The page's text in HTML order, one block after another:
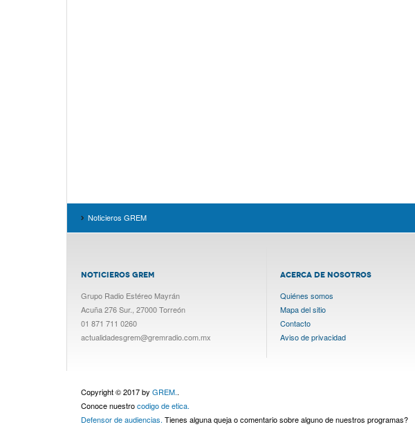
Noticieros GREM
NOTICIEROS GREM
Grupo Radio Estéreo Mayrán
Acuña 276 Sur., 27000 Torreón
01 871 711 0260
actualidadesgrem@gremradio.com.mx
ACERCA DE NOSOTROS
Quiénes somos
Mapa del sitio
Contacto
Aviso de privacidad
Copyright © 2017 by GREM..
Conoce nuestrocodigo de etica.
Defensor de audiencias. Tienes alguna queja o comentario sobre alguno de nuestros programas?